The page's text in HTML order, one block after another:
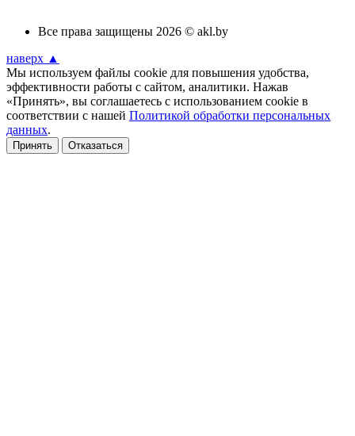
Все права защищены 2026 © akl.by
наверх ▲
Мы используем файлы cookie для повышения удобства,
эффективности работы с сайтом, аналитики. Нажав
«Принять», вы соглашаетесь с использованием cookie в
соответствии с нашей Политикой обработки персональных
данных.
Принять Отказаться